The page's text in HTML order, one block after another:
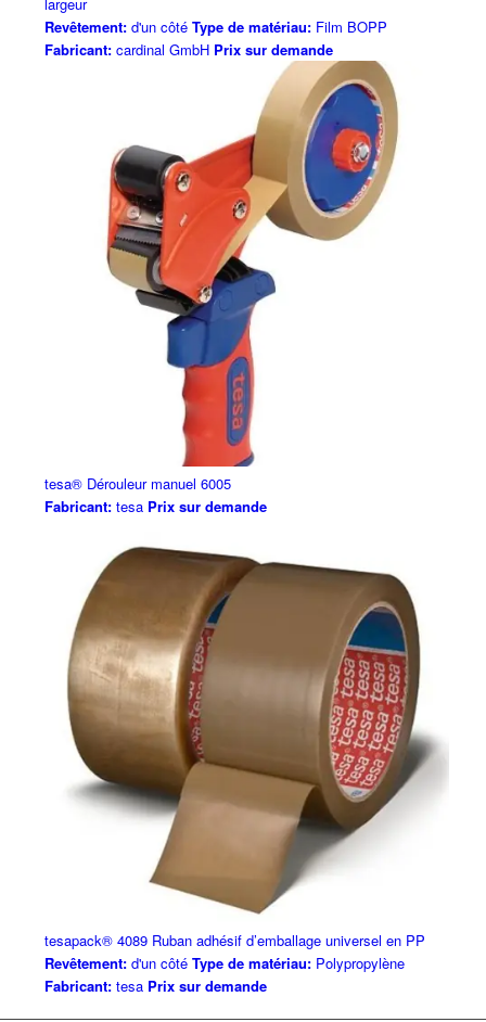
largeur
Revêtement:d'un côté Type de matériau:Film BOPP
Fabricant:cardinal GmbH Prix sur demande
tesa® Dérouleur manuel 6005
Fabricant:tesa Prix sur demande
tesapack® 4089 Ruban adhésif d’emballage universel en PP
Revêtement:d'un côté Type de matériau:Polypropylène
Fabricant:tesa Prix sur demande